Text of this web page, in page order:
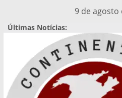
para
9 de agosto
Últimas Notícias: